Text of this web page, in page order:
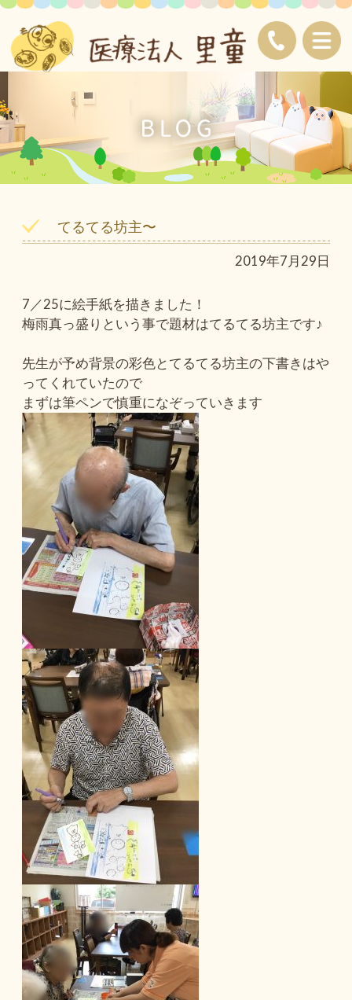
てるてる坊主〜
2019年7月29日
7／25に絵手紙を描きました！
梅雨真っ盛りという事で題材はてるてる坊主です♪
先生が予め背景の彩色とてるてる坊主の下書きはや
ってくれていたので
まずは筆ペンで慎重になぞっていきます